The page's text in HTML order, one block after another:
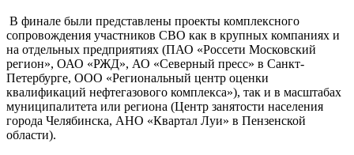
В финале были представлены проекты комплексного
сопровождения участников СВО как в крупных компаниях и
на отдельных предприятиях (ПАО «Россети Московский
регион», ОАО «РЖД», АО «Северный пресс» в Санкт-
Петербурге, ООО «Региональный центр оценки
квалификаций нефтегазового комплекса»), так и в масштабах
муниципалитета или региона (Центр занятости населения
города Челябинска, АНО «Квартал Луи» в Пензенской
области).